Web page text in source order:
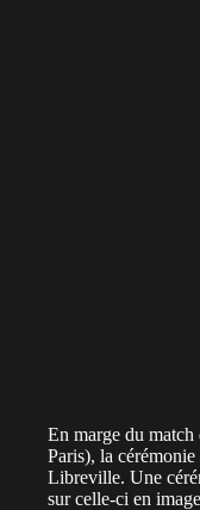
En marge du
Paris), la
Libreville. Une
sur celle-ci en